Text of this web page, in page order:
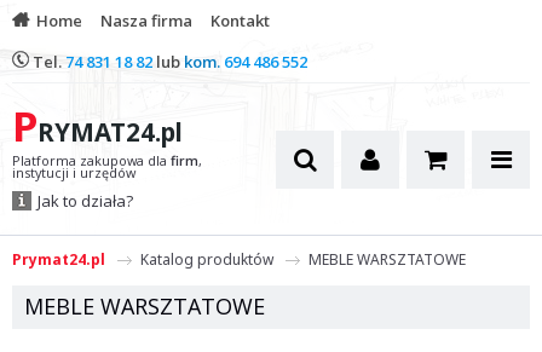
Home Nasza firma
Kontakt
Tel. 74 831 18 82 lub kom. 694 486 552
PRYMAT24.pl
Platforma zakupowa dla firm,
instytucji i urzędów
Jak to działa?
Prymat24.pl Katalog produktów MEBLE WARSZTATOWE
MEBLE WARSZTATOWE